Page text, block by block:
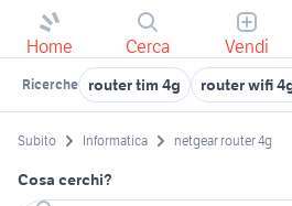
Home Cerca Vendi
Ricerche router tim 4g router wifi
Subito Informatica netgear router 4g
Cosa cerchi?